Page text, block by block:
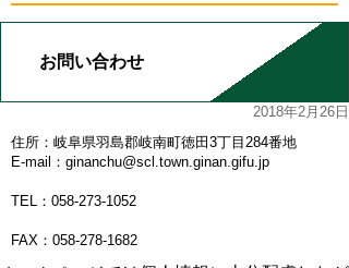
お問い合わせ
2018年2月26日
住所：岐阜県羽島郡岐南町徳田3丁目284番地
E-mail：ginanchu@scl.town.ginan.gifu.jp
TEL：058-273-1052
FAX：058-278-1682